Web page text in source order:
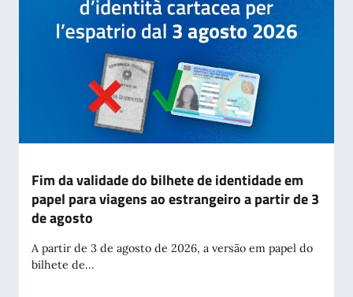
Fim da validade do bilhete de identidade em
papel para viagens ao estrangeiro a partir de 3
de agosto
A partir de 3 de agosto de 2026, a versão em papel do
bilhete de...